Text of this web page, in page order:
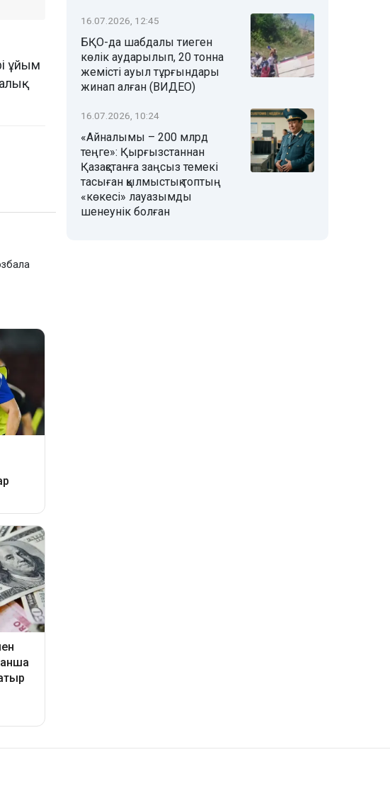
ұйым
16.07.2026, 12:45
БҚО-да шабдалы тиеген
көлік аударылып, 20 тонна
жемісті ауыл тұрғындары
жинап алған (ВИДЕО)
16.07.2026, 10:24
«Айналымы – 200 млрд
теңге»: Қырғызстаннан
Қазақстанға заңсыз темекі
тасыған қылмыстық топтың
«көкесі» лауазымды
шенеунік болған